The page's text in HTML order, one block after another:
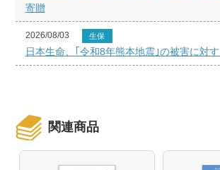
寄贈
2026/08/03 生保
日本生命、｢令和8年熊本地震｣の被害に対
関連商品